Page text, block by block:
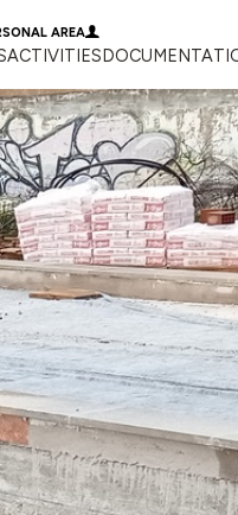
AREA
ACTIVITIES